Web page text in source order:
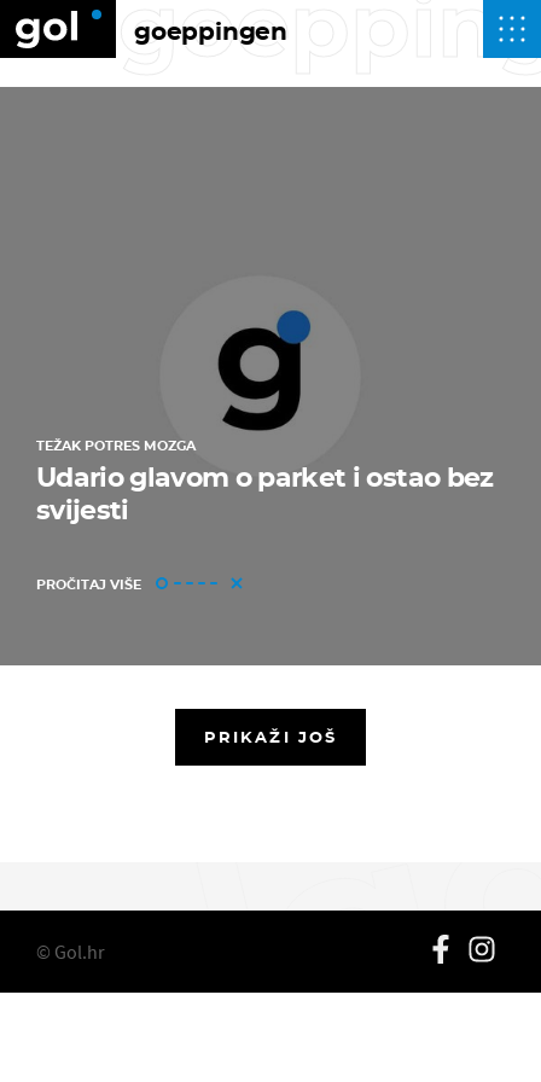
goeppingen
TEŽAK POTRES MOZGA
Udario glavom o parket i ostao bez
svijesti
PROČITAJ VIŠE
PRIKAŽI JOŠ
© Gol.hr